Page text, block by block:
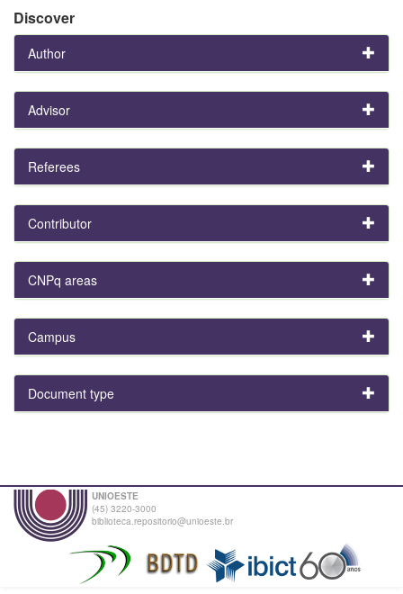
Discover
Author
Advisor
Referees
Contributor
CNPq areas
Campus
Document type
UNIOESTE
(45) 3220-3000
biblioteca.repositorio@unioeste.br